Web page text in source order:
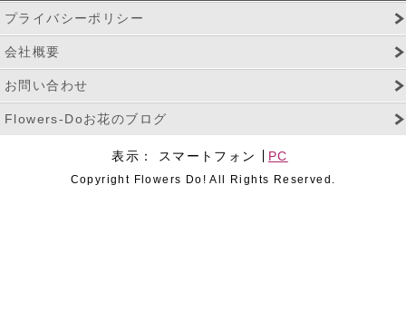
プライバシーポリシー
会社概要
お問い合わせ
Flowers-Doお花のブログ
表示： スマートフォン PC
Copyright Flowers Do! All Rights Reserved.